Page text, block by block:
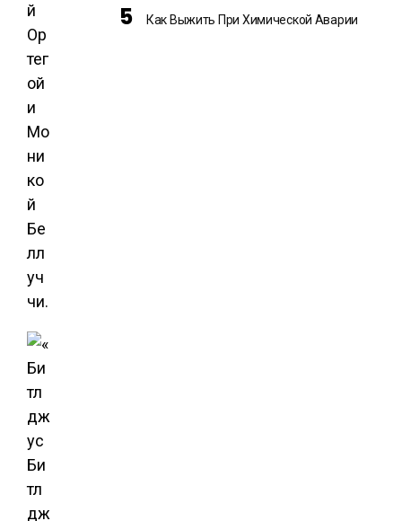
й
Ор
тег
ой
и
Мо
ни
ко
й
Бе
лл
уч
чи.
Как Выжить При Химической Аварии